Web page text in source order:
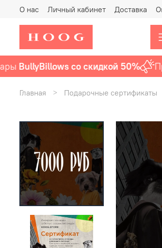
О нас Личный кабинет Доставка
со скидкой 50%
Главная Подарочные сертификаты